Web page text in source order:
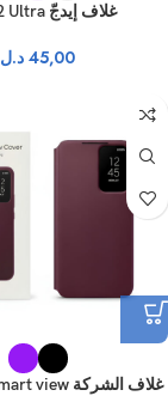
غلاف إيدجّ S22 Ultra📲
45,00 د.ل
غلاف الشركة S22 Plus | Smart view